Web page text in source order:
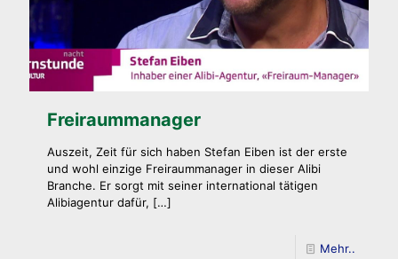
Freiraummanager
Auszeit, Zeit für sich haben Stefan Eiben ist der erste
und wohl einzige Freiraummanager in dieser Alibi
Branche. Er sorgt mit seiner international tätigen
Alibiagentur dafür, […]
Mehr..